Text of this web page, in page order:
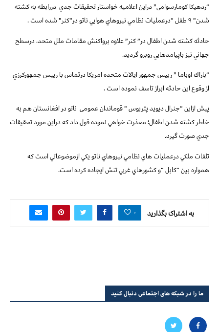
“ردهیکا کومارسوامی” دراين اعلاميه خواستار تحقيقات جدي دررابطه به كشته
شدن” ۹ طفل “درعمليات نظامي نيروهاي هوايي ناتو در”كنر” شده است .
حادثه كشته شدن اطفال در” كنر” علاوه برواكنش مقامات ملل متحد، درسطح
جهاني نيز باپيامدهايي روبرو گرديد.
“باراك اوباما ” رييس جمهور ايالات متحده امريكا درتماس با رييس جمهوركرزي
از وقوع اين حادثه ابراز تاسف نموده است .
پيش ازاين “جنرال دیويد پتريوس ” قوماندان عمومی ناتو در افغانستان هم به
خاطر کشته شدن اطفال؛ معذرت خواهي نموده قول داد كه دراين مورد تحقيقات
جدي صورت گيرد.
تلفات ملكي درعمليات هاي نظامي نيروهاي ناتو يكي ازموضوعاتي است كه
همواره بين “كابل “و كشورهاي غربي تنش ايجاده كرده است.
به اشتراک بگذارید ۰
ما را در شبکه های اجتماعی دنبال کنید